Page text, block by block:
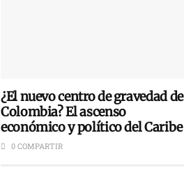
¿El nuevo centro de gravedad de
Colombia? El ascenso
económico y político del Caribe
0 COMPARTIR